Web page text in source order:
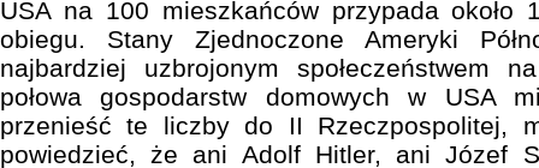
USA na 100 mieszkańców przypada około
obiegu. Stany Zjednoczone Ameryki
najbardziej uzbrojonym społeczeństwem
połowa gospodarstw domowych w USA
przenieść te liczby do II Rzeczpospolitej,
powiedzieć, że ani Adolf Hitler, ani Józef